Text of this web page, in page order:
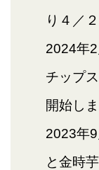
り４／
2024年
チップ
開始し
2023年
と金時